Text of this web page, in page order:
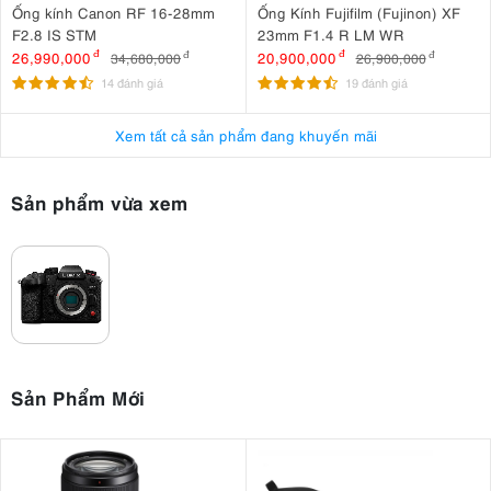
Ống kính Canon RF 16-28mm
F2.8 IS STM
26,990,000 đ 34,680,000đ
14 đánh giá
Ống Kính Fujifilm (Fujinon) XF
23mm F1.4 R LM WR
20,900,000 đ 26,900,000 đ
19 đánh giá
Xem tất cả sản phẩm đang khuyến mãi
Sản phẩm vừa xem
Sản Phẩm Mới